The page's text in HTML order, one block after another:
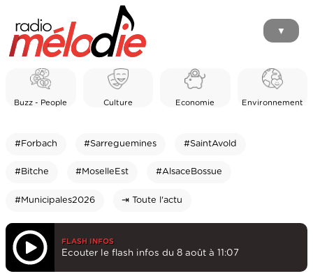
▼
Buzz - People Culture Economie Environnement
#Forbach #Sarreguemines #SaintAvold
#Bitche #MoselleEst #AlsaceBossue
#Municipales2026 ⇥ Toute l'actu
FLASH INFOS
Ecouter le flash infos du 8 août à 11:07